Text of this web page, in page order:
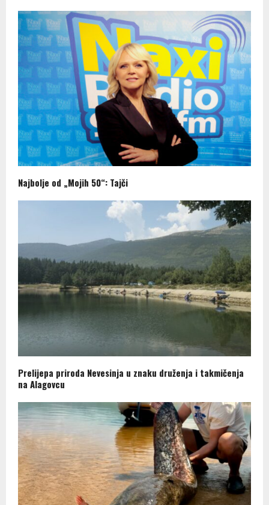
Najbolje od „Mojih 50“: Tajči
Prelijepa priroda Nevesinja u znaku druženja i takmičenja
na Alagovcu